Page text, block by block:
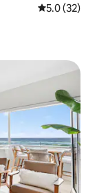
レビュー32
5.0 (32)